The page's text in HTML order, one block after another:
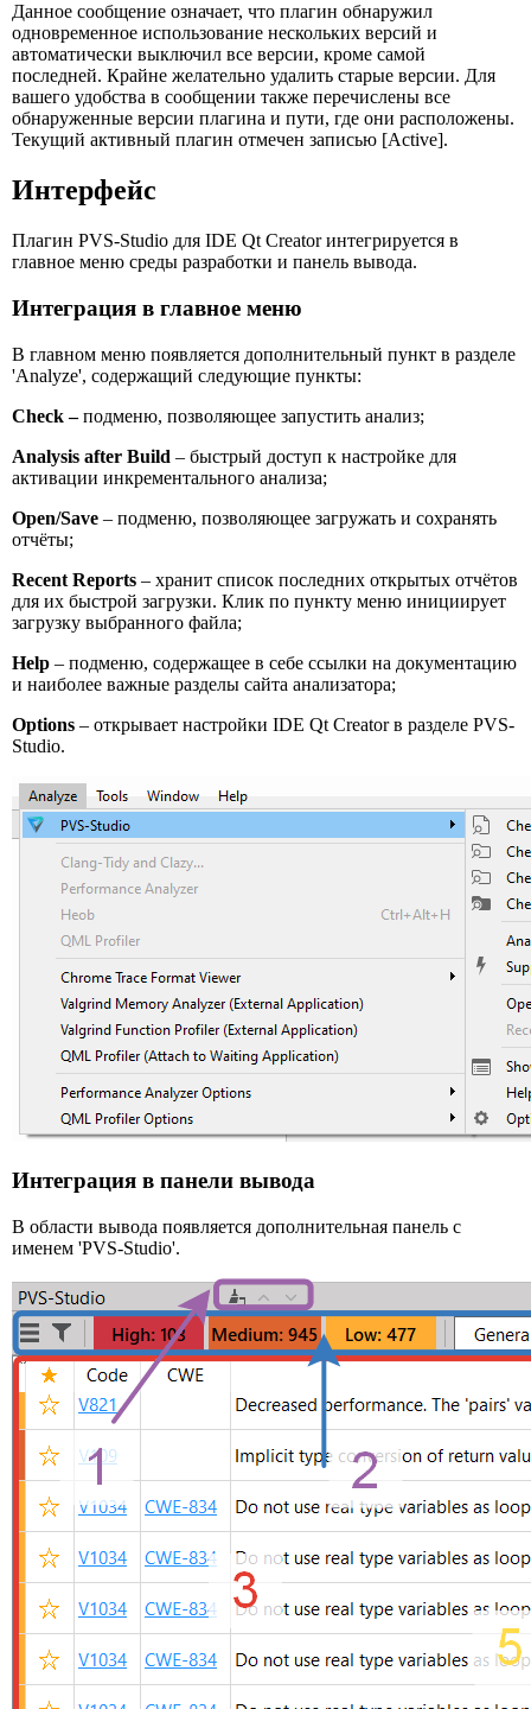
Данное сообщение означает, что плагин обнаружил
одновременное использование нескольких версий и
автоматически выключил все версии, кроме самой
последней. Крайне желательно удалить старые версии. Для
вашего удобства в сообщении также перечислены все
обнаруженные версии плагина и пути, где они расположены.
Текущий активный плагин отмечен записью [Active].
Интерфейс
Плагин PVS-Studio для IDE Qt Creator интегрируется в
главное меню среды разработки и панель вывода.
Интеграция в главное меню
В главном меню появляется дополнительный пункт в разделе
'Analyze', содержащий следующие пункты:
Check –подменю, позволяющее запустить анализ;
Analysis after Build – быстрый доступ к настройке для
активации инкрементального анализа;
Open/Save – подменю, позволяющее загружать и сохранять
отчёты;
Recent Reports – хранит список последних открытых отчётов
для их быстрой загрузки. Клик по пункту меню инициирует
загрузку выбранного файла;
Help – подменю, содержащее в себе ссылки на документацию
и наиболее важные разделы сайта анализатора;
Options – открывает настройки IDE Qt Creator в разделе PVS-
Studio.
Интеграция в панели вывода
В области вывода появляется дополнительная панель с
именем 'PVS-Studio'.